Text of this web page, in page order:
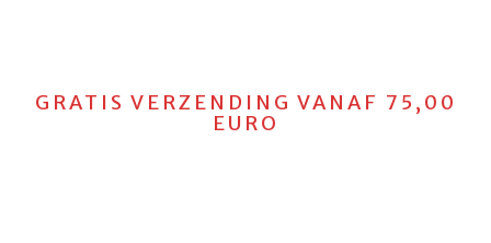
GRATIS VERZENDING VANAF 75,00
EURO